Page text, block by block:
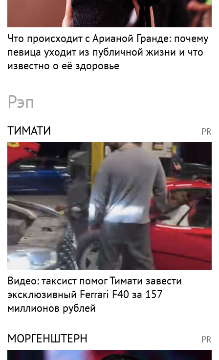
Что происходит с Арианой Гранде: почему
певица уходит из публичной жизни и что
известно о её здоровье
Рэп
ТИМАТИ PR
Видео: таксист помог Тимати завести
эксклюзивный Ferrari F40 за 157
миллионов рублей
МОРГЕНШТЕРН PR